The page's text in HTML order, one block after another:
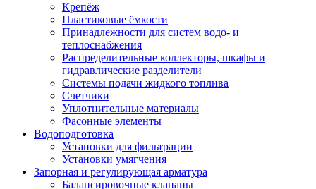
Крепёж
Пластиковые ёмкости
Принадлежности для систем водо- и
теплоснабжения
Распределительные коллекторы, шкафы и
гидравлические разделители
Системы подачи жидкого топлива
Счетчики
Уплотнительные материалы
Фасонные элементы
Водоподготовка
Установки для фильтрации
Установки умягчения
Запорная и регулирующая арматура
Балансировочные клапаны